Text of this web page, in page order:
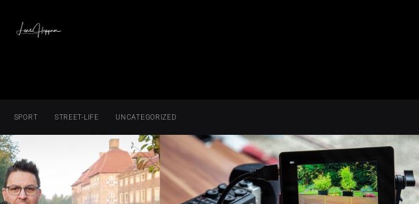
SPORT STREET-LIFE UNCATEGORIZED